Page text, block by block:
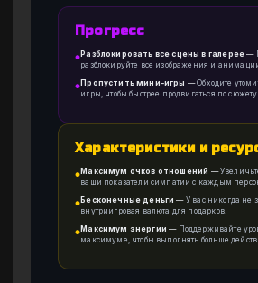
Прогресс
● Разблокировать все сцены в галерее —
разблокируйте все изображения и
● Пропустить мини-игры —Обходите
игры, чтобы быстрее продвигаться по сюжету.
Характеристики и
● Максимум очков отношений —
ваши показатели симпатии с каждым
● Бесконечные деньги — У вас никогда не
внутриигровая валюта для подарков.
● Максимум энергии — Поддерживайте
максимуме, чтобы выполнять больше